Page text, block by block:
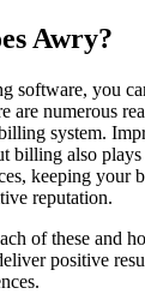
Awry?
software, you
are numerous
system.
billing also
keeping your
reputation.
of these and
positive